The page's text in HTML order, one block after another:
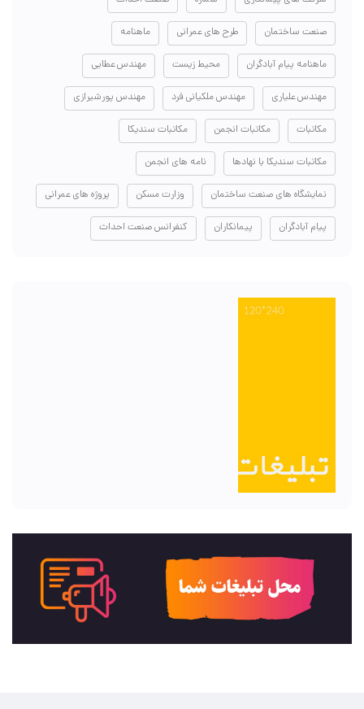
صنعت ساختمان طرح های عمرانی ماهنامه
ماهنامه پیام آبادگران محیط زیست مهندس عطایی
مهندس علیاری مهندس ملکیانی فرد مهندس پورشیرازی
مکاتبات مکاتبات انجمن مکاتبات سندیکا
مکاتبات سندیکا با نهادها نامه های انجمن
نمایشگاه های صنعت ساختمان وزارت مسکن پروژه های عمرانی
پیام آبادگران پیمانکاران کنفرانس صنعت احداث